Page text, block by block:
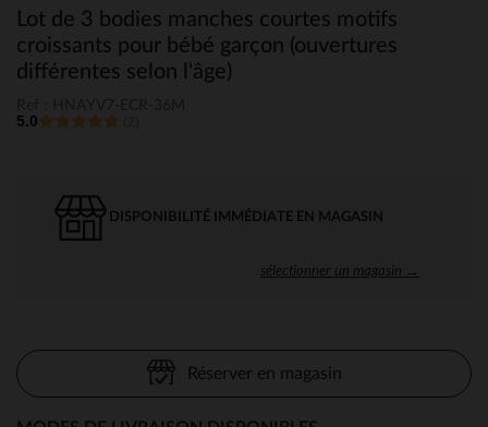
Lot de 3 bodies manches courtes motifs
croissants pour bébé garçon (ouvertures
différentes selon l'âge)
5.0
DISPONIBILITÉ IMMÉDIATE EN MAGASIN
sélectionner un magasin →
Réserver en magasin